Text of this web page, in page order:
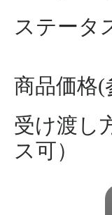
ステータ
商品価格(
受け渡し
ス可）